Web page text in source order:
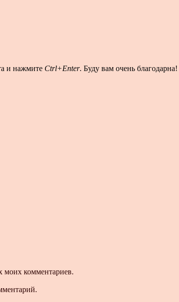
и нажмите Ctrl+Enter. Буду вам очень благодарна!
моих комментариев.